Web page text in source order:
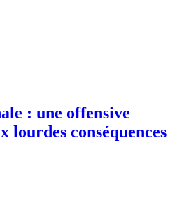
: une offensive
lourdes conséquences